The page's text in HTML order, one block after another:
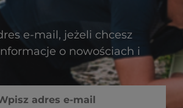
e-mail, jeżeli chcesz
o nowościach i